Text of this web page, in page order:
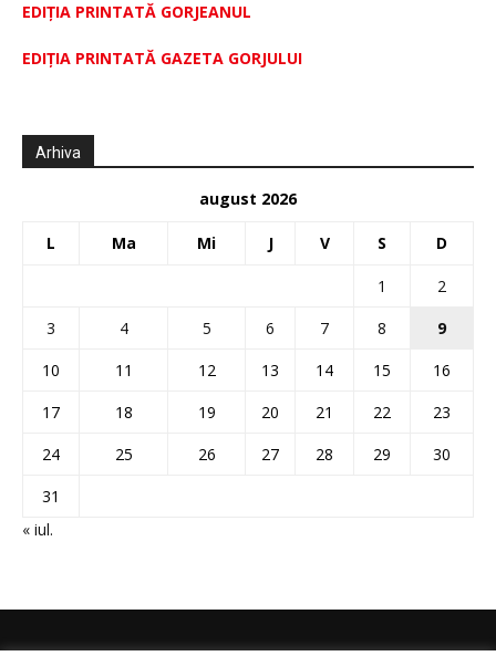
EDIȚIA PRINTATĂ GORJEANUL
EDIŢIA PRINTATĂ GAZETA GORJULUI
Arhiva
august 2026
L Ma Mi J V S D
1
2
3
4 5 6 7 8
9
10
11 12 13 14 15
16
17
18 19 20 21 22
23
24
25 26 27 28 29
30
31
« iul.